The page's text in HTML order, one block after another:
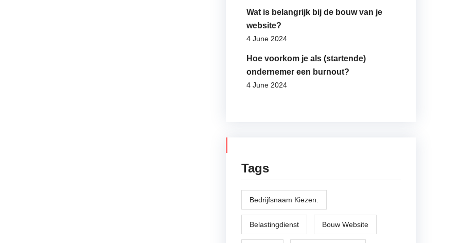
Wat is belangrijk bij de bouw van je
website?
4 June 2024
Hoe voorkom je als (startende)
ondernemer een burnout?
4 June 2024
Tags
Bedrijfsnaam Kiezen.
Belastingdienst Bouw Website